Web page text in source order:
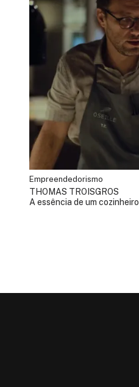
Empreendedorismo
THOMAS TROISGROS
A essência de um cozinheiro